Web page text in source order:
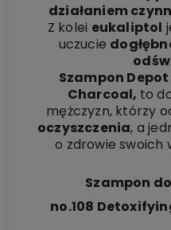
działaniem
Z kolei eukaliptol
uczucie
Szampon
Charcoal, to
mężczyzn, którzy
oczyszczenia, a
o zdrowie swoich
Szampon
no.108